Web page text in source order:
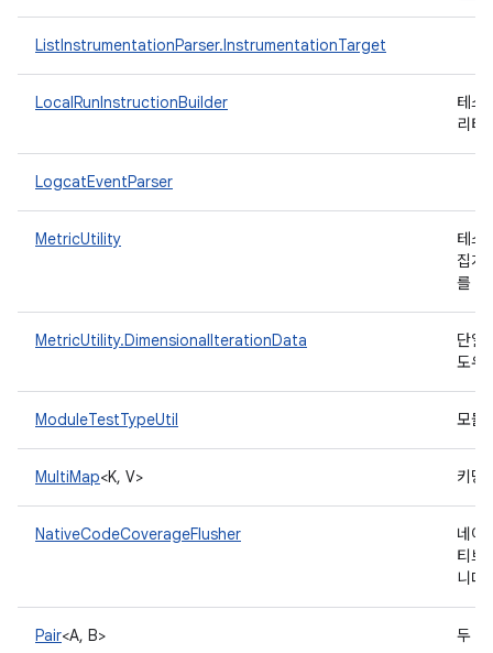
ListInstrumentationParser.InstrumentationTarget
LocalRunInstructionBuilder
테스
리티
LogcatEventParser
MetricUtility
테스
집계
를
MetricUtility.DimensionalIterationData
단일
도우
ModuleTestTypeUtil 모듈
MultiMap<K, V> 키당
NativeCodeCoverageFlusher
네이
티브
니다.
Pair<A, B> 두